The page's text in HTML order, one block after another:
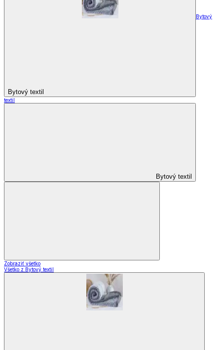
Bytový textil
Bytový
textil
Bytový textil
Zobraziť všetko
Všetko z Bytový textil